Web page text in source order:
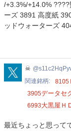
/+3.3%/+14.0%
ーズ 3891 高度紙
ッドウォーターズ
☠
関連銘柄
8105
3905データセ
6993大黒屋Ｈ
最近ちょっと思って